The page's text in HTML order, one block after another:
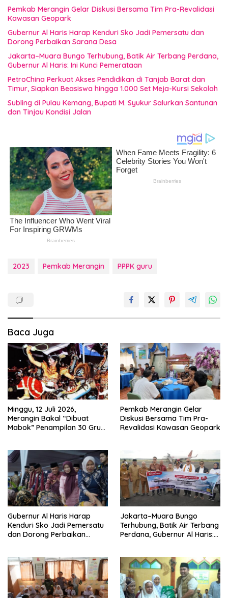
Pemkab Merangin Gelar Diskusi Bersama Tim Pra-Revalidasi
Kawasan Geopark
Gubernur Al Haris Harap Kenduri Sko Jadi Pemersatu dan
Dorong Perbaikan Sarana Desa
Jakarta–Muara Bungo Terhubung, Batik Air Terbang Perdana,
Gubernur Al Haris: Ini Kunci Pemerataan
PetroChina Perkuat Akses Pendidikan di Tanjab Barat dan
Timur, Siapkan Beasiswa hingga 1.000 Set Meja-Kursi Sekolah
Subling di Pulau Kemang, Bupati M. Syukur Salurkan Santunan
dan Tinjau Kondisi Jalan
2023 Pemkab Merangin PPPK guru
Baca Juga
Minggu, 12 Juli 2026,
Merangin Bakal “Dibuat
Mabok” Penampilan 30 Grup
Pemkab Merangin Gelar
Diskusi Bersama Tim Pra-
Revalidasi Kawasan Geopark
Gubernur Al Haris Harap
Kenduri Sko Jadi Pemersatu
dan Dorong Perbaikan
Jakarta–Muara Bungo
Terhubung, Batik Air Terbang
Perdana, Gubernur Al Haris: